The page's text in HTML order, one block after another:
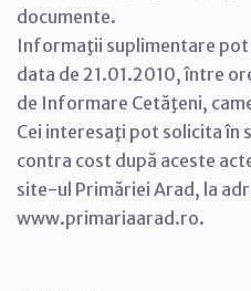
documente.
Informaţii suplimentare
data de 21.01.2010, între
de Informare Cetăţeni,
Cei interesaţi pot solicita în
contra cost după aceste
site-ul Primăriei Arad, la
www.primariaarad.ro.